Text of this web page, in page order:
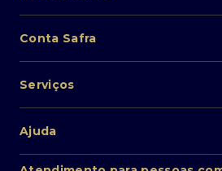
Lista de fundos de investimento
Private Banking
Renda fixa
Conta Safra
Pessoa Física
Cartões
Empréstimos e financiamentos
Serviços
Perda/roubo de celular
Ajuda
Atendimento ao cliente